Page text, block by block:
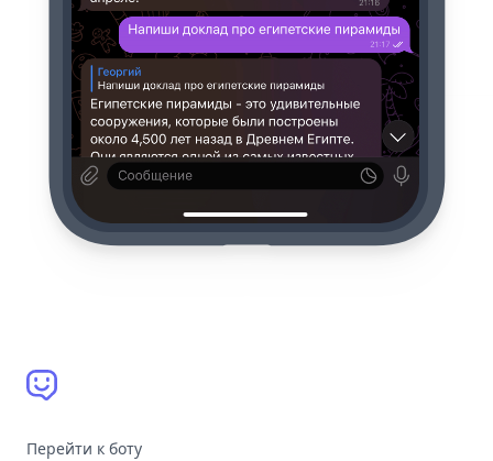
Перейти к боту